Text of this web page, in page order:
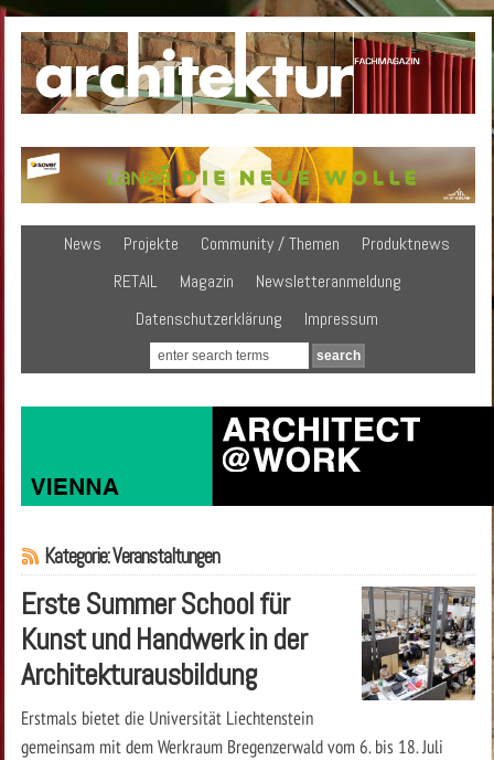
News Projekte Community / Themen
Produktnews
RETAIL
Magazin
Newsletteranmeldung
Datenschutzerklärung
Impressum
Kategorie: Veranstaltungen
Erste Summer School für
Kunst und Handwerk in der
Architekturausbildung
Erstmals bietet die Universität Liechtenstein
gemeinsam mit dem Werkraum Bregenzerwald vom 6. bis 18. Juli